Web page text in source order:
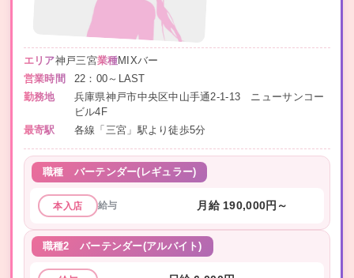
エリア神戸三宮業種MIXバー
営業時間
22：00～LAST
勤務地
兵庫県神戸市中央区中山手通2-1-13 ニューサンコー
ビル4F
最寄駅
各線「三宮」駅より徒歩5分
職種 バーテンダー(レギュラー)
本入店 給与 月給 190,000円～
職種2 バーテンダー(アルバイト)